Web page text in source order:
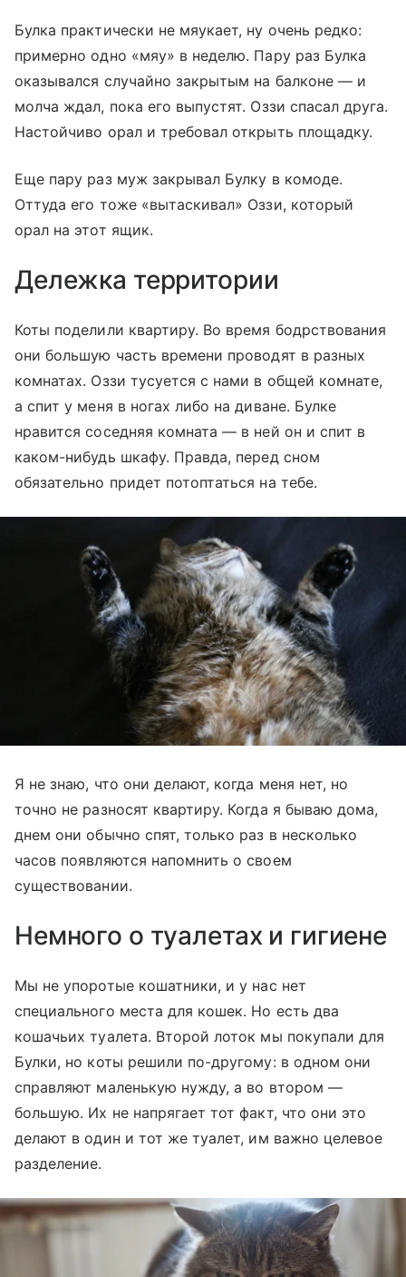
Булка практически не мяукает, ну очень редко:
примерно одно «мяу» в неделю. Пару раз Булка
оказывался случайно закрытым на балконе — и
молча ждал, пока его выпустят. Оззи спасал друга.
Настойчиво орал и требовал открыть площадку.
Еще пару раз муж закрывал Булку в комоде.
Оттуда его тоже «вытаскивал» Оззи, который
орал на этот ящик.
Дележка территории
Коты поделили квартиру. Во время бодрствования
они большую часть времени проводят в разных
комнатах. Оззи тусуется с нами в общей комнате,
а спит у меня в ногах либо на диване. Булке
нравится соседняя комната — в ней он и спит в
каком-нибудь шкафу. Правда, перед сном
обязательно придет потоптаться на тебе.
Я не знаю, что они делают, когда меня нет, но
точно не разносят квартиру. Когда я бываю дома,
днем они обычно спят, только раз в несколько
часов появляются напомнить о своем
существовании.
Немного о туалетах и гигиене
Мы не упоротые кошатники, и у нас нет
специального места для кошек. Но есть два
кошачьих туалета. Второй лоток мы покупали для
Булки, но коты решили по-другому: в одном они
справляют маленькую нужду, а во втором —
большую. Их не напрягает тот факт, что они это
делают в один и тот же туалет, им важно целевое
разделение.